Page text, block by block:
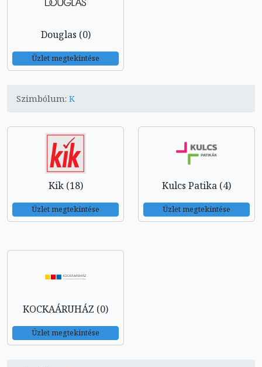
Douglas (0)
Üzlet megtekintése
Szimbólum: K
Kik (18)
Üzlet megtekintése
Kulcs Patika (4)
Üzlet megtekintése
KOCKAÁRUHÁZ (0)
Üzlet megtekintése